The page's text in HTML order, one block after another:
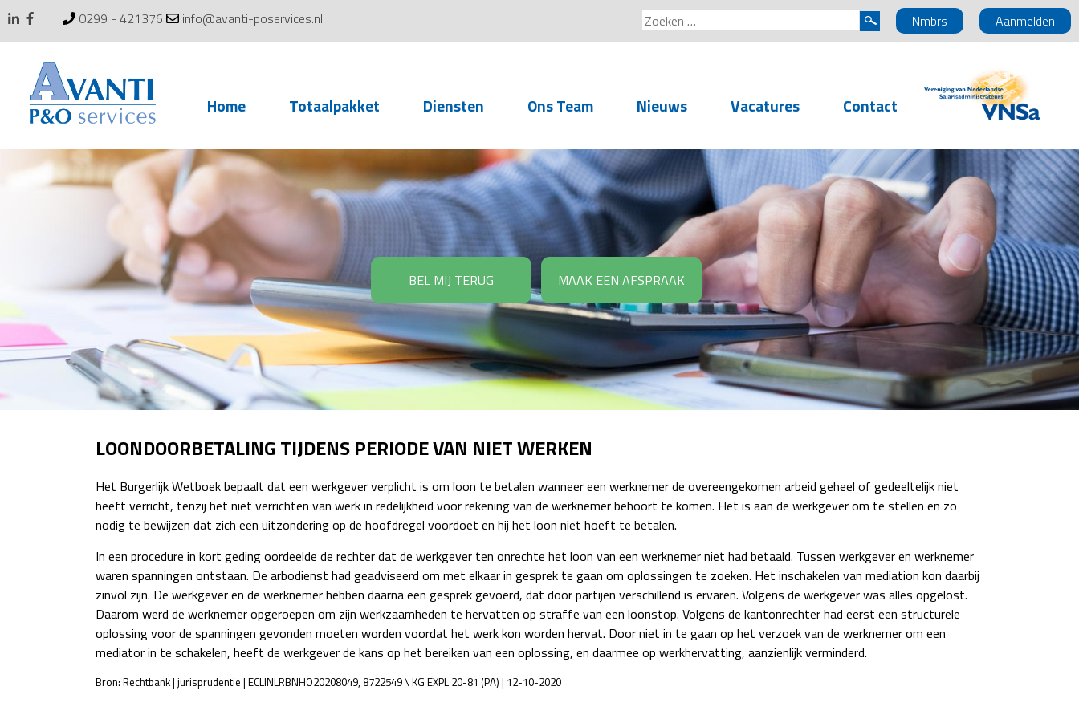
0299 - 421376 info@avanti-poservices.nl Aanmelden
Nmbrs
Zoeken
naar:
Home Totaalpakket Diensten
Service voor
accountants- en
administratiekantoren
Arbeidsrechtelijke
Advisering
Salarisadministratie
Personeelsadministratie
Detachering
Ons Team Nieuws Vacatures Contact
BEL MIJ TERUG MAAK EEN AFSPRAAK
LOONDOORBETALING TIJDENS PERIODE VAN NIET WERKEN
Het Burgerlijk Wetboek bepaalt dat een werkgever verplicht is om loon te betalen wanneer een werknemer de overeengekomen arbeid geheel of gedeeltelijk niet
heeft verricht, tenzij het niet verrichten van werk in redelijkheid voor rekening van de werknemer behoort te komen. Het is aan de werkgever om te stellen en zo
nodig te bewijzen dat zich een uitzondering op de hoofdregel voordoet en hij het loon niet hoeft te betalen.
In een procedure in kort geding oordeelde de rechter dat de werkgever ten onrechte het loon van een werknemer niet had betaald. Tussen werkgever en werknemer
waren spanningen ontstaan. De arbodienst had geadviseerd om met elkaar in gesprek te gaan om oplossingen te zoeken. Het inschakelen van mediation kon daarbij
zinvol zijn. De werkgever en de werknemer hebben daarna een gesprek gevoerd, dat door partijen verschillend is ervaren. Volgens de werkgever was alles opgelost.
Daarom werd de werknemer opgeroepen om zijn werkzaamheden te hervatten op straffe van een loonstop. Volgens de kantonrechter had eerst een structurele
oplossing voor de spanningen gevonden moeten worden voordat het werk kon worden hervat. Door niet in te gaan op het verzoek van de werknemer om een
mediator in te schakelen, heeft de werkgever de kans op het bereiken van een oplossing, en daarmee op werkhervatting, aanzienlijk verminderd.
Bron: Rechtbank | jurisprudentie | ECLINLRBNHO20208049, 8722549 \ KG EXPL 20-81 (PA) | 12-10-2020